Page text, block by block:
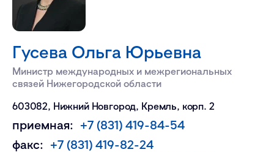
Гусева Ольга Юрьевна
Министр международных и межрегиональных
связей Нижегородской области
603082, Нижний Новгород, Кремль, корп. 2
приемная: +7 (831) 419-84-54
факс: +7 (831) 419-82-24